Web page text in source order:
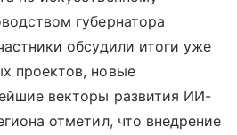
губернатора
обсудили итоги уже
проектов, новые
векторы развития ИИ-
отметил, что внедрение